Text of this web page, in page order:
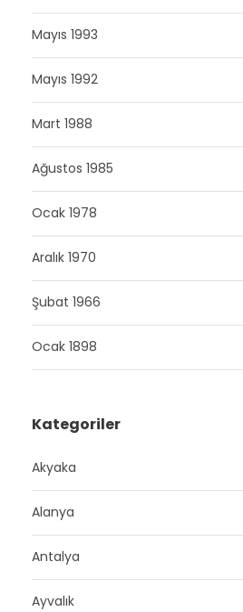
Mayıs 1993
Mayıs 1992
Mart 1988
Ağustos 1985
Ocak 1978
Aralık 1970
Şubat 1966
Ocak 1898
Kategoriler
Akyaka
Alanya
Antalya
Ayvalık